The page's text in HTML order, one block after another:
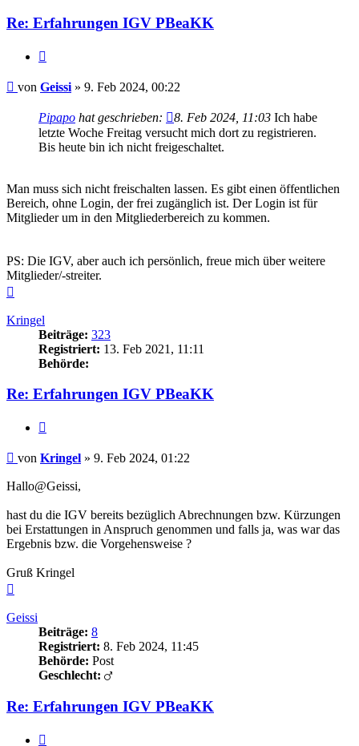
Re: Erfahrungen IGV PBeaKK
Beitrag
von Geissi » 9. Feb 2024, 00:22
Pipapo hat geschrieben: 8. Feb 2024, 11:03 Ich habe
letzte Woche Freitag versucht mich dort zu registrieren.
Bis heute bin ich nicht freigeschaltet.
Man muss sich nicht freischalten lassen. Es gibt einen öffentlichen
Bereich, ohne Login, der frei zugänglich ist. Der Login ist für
Mitglieder um in den Mitgliederbereich zu kommen.
PS: Die IGV, aber auch ich persönlich, freue mich über weitere
Mitglieder/-streiter.
Kringel
Beiträge: 323
Registriert: 13. Feb 2021, 11:11
Behörde:
Re: Erfahrungen IGV PBeaKK
Beitrag
von Kringel » 9. Feb 2024, 01:22
Hallo@Geissi,
hast du die IGV bereits bezüglich Abrechnungen bzw. Kürzungen
bei Erstattungen in Anspruch genommen und falls ja, was war das
Ergebnis bzw. die Vorgehensweise ?
Gruß Kringel
Geissi
Beiträge: 8
Registriert: 8. Feb 2024, 11:45
Behörde: Post
Geschlecht:
Re: Erfahrungen IGV PBeaKK